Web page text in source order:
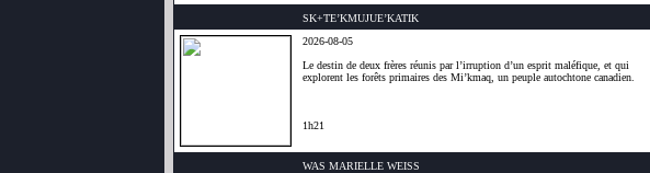
SK+TE’KMUJUE’KATIK
2026-08-05
Le destin de deux frères réunis par l’irruption d’un esprit maléfique, et qui
explorent les forêts primaires des Mi’kmaq, un peuple autochtone canadien.
1h21
WAS MARIELLE WEISS